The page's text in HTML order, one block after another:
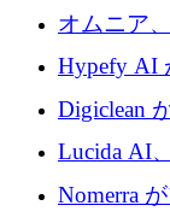
ルの資金
オムニア
するため
Hypefy AI
ンペーン
720 万ド
Digiclean
めに 250
Lucida AI
ドラウン
Nomerra